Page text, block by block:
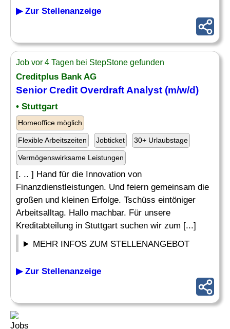
▶ Zur Stellenanzeige
Job vor 4 Tagen bei StepStone gefunden
Creditplus Bank AG
SeniorCredit Overdraft Analyst (m/w/d)
• Stuttgart
Homeoffice möglich
Flexible Arbeitszeiten Jobticket 30+ Urlaubstage
Vermögenswirksame Leistungen
[. .. ] Hand für die Innovation von
Finanzdienstleistungen. Und feiern gemeinsam die
großen und kleinen Erfolge. Tschüss eintöniger
Arbeitsalltag. Hallo machbar. Für unsere
Kreditabteilung in Stuttgart suchen wir zum [...]
MEHR INFOS ZUM STELLENANGEBOT
▶ Zur Stellenanzeige